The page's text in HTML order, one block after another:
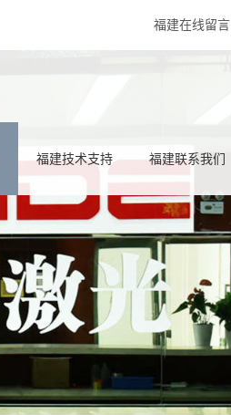
福建在线留言
福建技术支持 福建联系我们